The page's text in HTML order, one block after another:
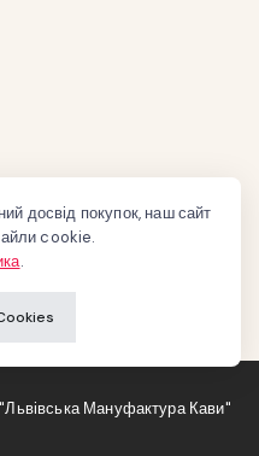
Мануфактура Кави"
досвід покупок, наш сайт
cookie.
.